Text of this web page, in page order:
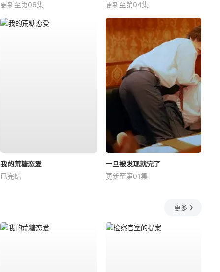
更新至第06集
更新至第04集
我的荒糖恋爱
已完结
一旦被发现就完了
更新至第01集
更多